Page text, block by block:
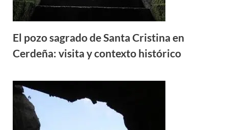
El pozo sagrado de Santa Cristina en
Cerdeña: visita y contexto histórico